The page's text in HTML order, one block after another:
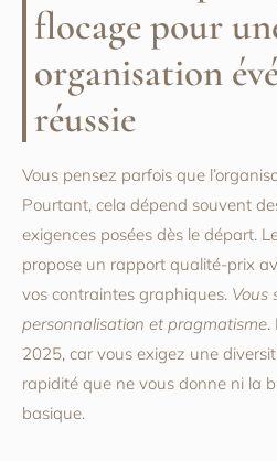
flocage pour
organisation
réussie
Vous pensez parfois que
Pourtant, cela dépend souvent
exigences posées dès le départ.
propose un rapport qualité-prix
vos contraintes graphiques. Vous
personnalisation et pragmatisme.
2025, car vous exigez une
rapidité que ne vous donne ni la
basique.